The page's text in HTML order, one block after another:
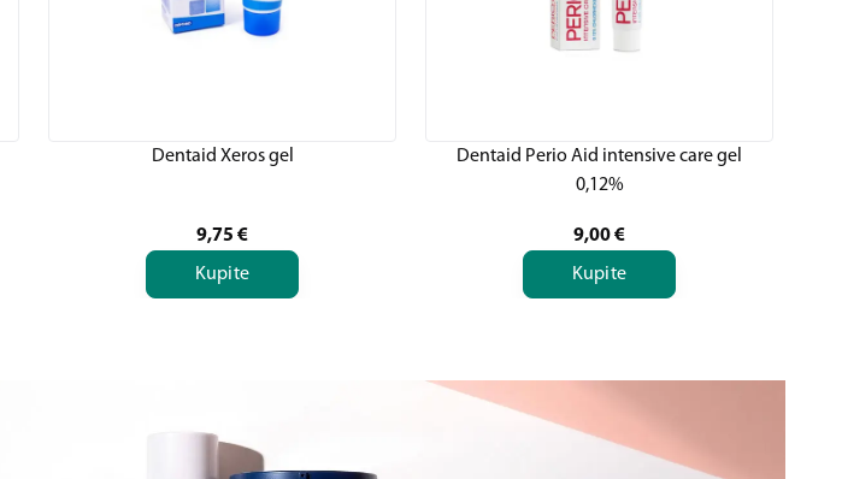
Dentaid Xeros gel
9,75 €
Kupite
Dentaid Perio Aid intensive care gel
0,12%
9,00€
Kupite